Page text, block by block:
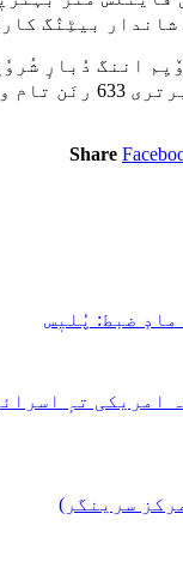
بیٹِنٛگ
پٮ۪ٹھ 285 رنہٕ۔
Share
ضبط: پُلیٖس
امریکی تہٕ
سرینگر)